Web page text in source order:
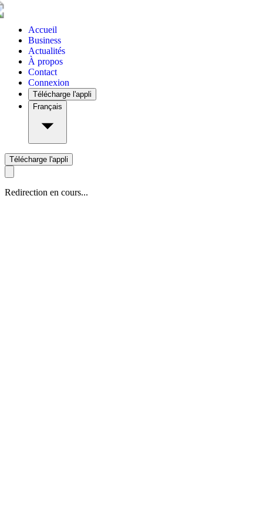
Accueil
Business
Actualités
À propos
Contact
Connexion
Télécharge l'appli
Français
Télécharge l'appli
Redirection en cours...